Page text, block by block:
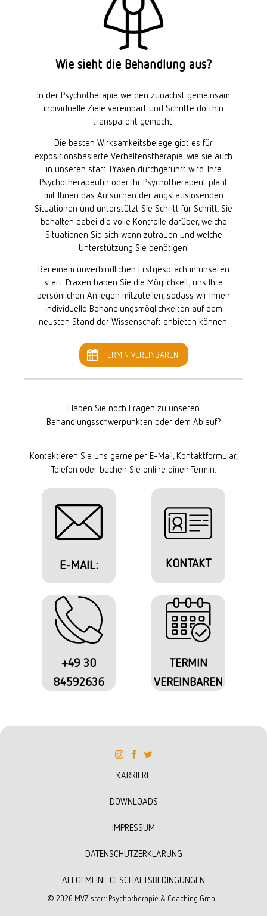
Wie sieht die Behandlung aus?
In der Psychotherapie werden zunächst gemeinsam
individuelle Ziele vereinbart und Schritte dorthin
transparent gemacht.
Die besten Wirksamkeitsbelege gibt es für
expositionsbasierte Verhaltenstherapie, wie sie auch
in unseren start: Praxen durchgeführt wird. Ihre
Psychotherapeutin oder Ihr Psychotherapeut plant
mit Ihnen das Aufsuchen der angstauslösenden
Situationen und unterstützt Sie Schritt für Schritt. Sie
behalten dabei die volle Kontrolle darüber, welche
Situationen Sie sich wann zutrauen und welche
Unterstützung Sie benötigen.
Bei einem unverbindlichen Erstgespräch in unseren
start: Praxen haben Sie die Möglichkeit, uns Ihre
persönlichen Anliegen mitzuteilen, sodass wir Ihnen
individuelle Behandlungsmöglichkeiten auf dem
neusten Stand der Wissenschaft anbieten können.
TERMIN VEREINBAREN
Haben Sie noch Fragen zu unseren
Behandlungsschwerpunkten oder dem Ablauf?
Kontaktieren Sie uns gerne per E-Mail, Kontaktformular,
Telefon oder buchen Sie online einen Termin.
E-MAIL: KONTAKT
+49 30
84592636
TERMIN
VEREINBAREN
© 2026 MVZ start: Psychotherapie & Coaching GmbH
KARRIERE
DOWNLOADS
IMPRESSUM
DATENSCHUTZERKLÄRUNG
ALLGEMEINE GESCHÄFTSBEDINGUNGEN